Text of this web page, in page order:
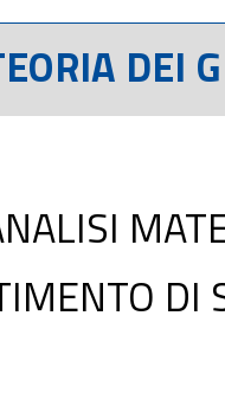
DEI
DI